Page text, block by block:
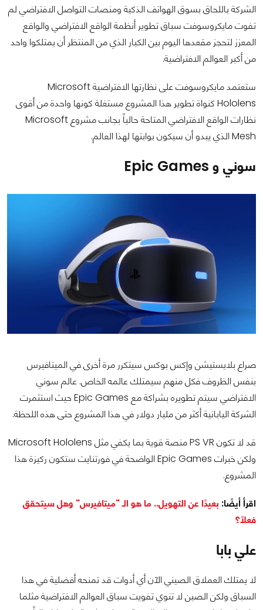
الشركة باللحاق بسوق الهواتف الذكية ومنصات التواصل الافتراضي لم
تفوت مايكروسوفت سباق تطوير أنظمة الواقع الافتراضي والواقع
المعزز لتحجز مقعدها اليوم بين الكبار الذي من المنتظر أن يمتلكوا واحد
من أكبر العوالم الافتراضية.
ستعتمد مايكروسوفت على نظارتها الافتراضية Microsoft
Hololens كنواة تطوير هذا المشروع مستغلة كونها واحدة من أقوى
نظارات الواقع الافتراضي المتاحة حالياً بجانب مشروع Microsoft
Mesh الذي يبدو أن سيكون بوابتها لهذا العالم.
سوني و Epic Games
صراع بلايستيشن وإكس بوكس سيتكرر مرة أخرى في الميتافيرس
بنفس الظروف فكل منهم سيمتلك عالمه الخاص. عالم سوني
الافتراضي سيتم تطويره بشراكة مع Epic Games حيث استثمرت
الشركة اليابانية أكثر من مليار دولار في هذا المشروع حتى هذه اللحظة.
قد لا تكون PS VR منصة قوية بما يكفي مثل Microsoft Hololens
ولكن خبرات Epic Games الواضحة في فورتنايت ستكون ركيزة هذا
المشروع.
اقرأ أيضًا: بعيدًا عن التهويل.. ما هو الـ "ميتافيرس" وهل سيتحقق
فعلًا؟
علي بابا
لا يمتلك العملاق الصيني الآن أي أدوات قد تمنحه أفضلية في هذا
السباق ولكن الصين لا تنوي تفويت سباق العوالم الافتراضية مثلما